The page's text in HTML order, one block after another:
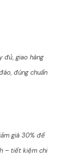
đủ, giao hàng
đúng chuẩn
giá 30% để
– tiết kiệm chi